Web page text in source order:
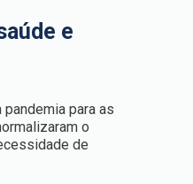
e
para as
o
de